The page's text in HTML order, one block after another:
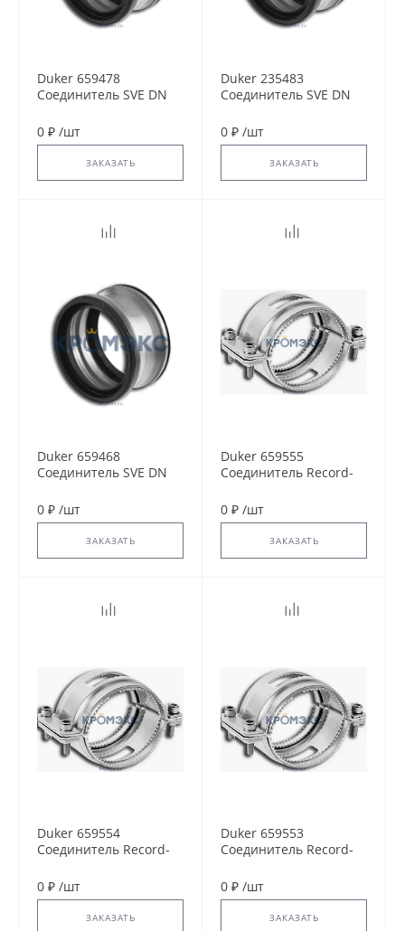
Duker 659478
Соединитель SVE DN
0 ₽ /шт
ЗАКАЗАТЬ
Duker 235483
Соединитель SVE DN
0 ₽ /шт
ЗАКАЗАТЬ
Duker 659468
Соединитель SVE DN
0 ₽ /шт
ЗАКАЗАТЬ
Duker 659555
Соединитель Record-
0 ₽ /шт
ЗАКАЗАТЬ
Duker 659554
Соединитель Record-
0 ₽ /шт
ЗАКАЗАТЬ
Duker 659553
Соединитель Record-
0 ₽ /шт
ЗАКАЗАТЬ